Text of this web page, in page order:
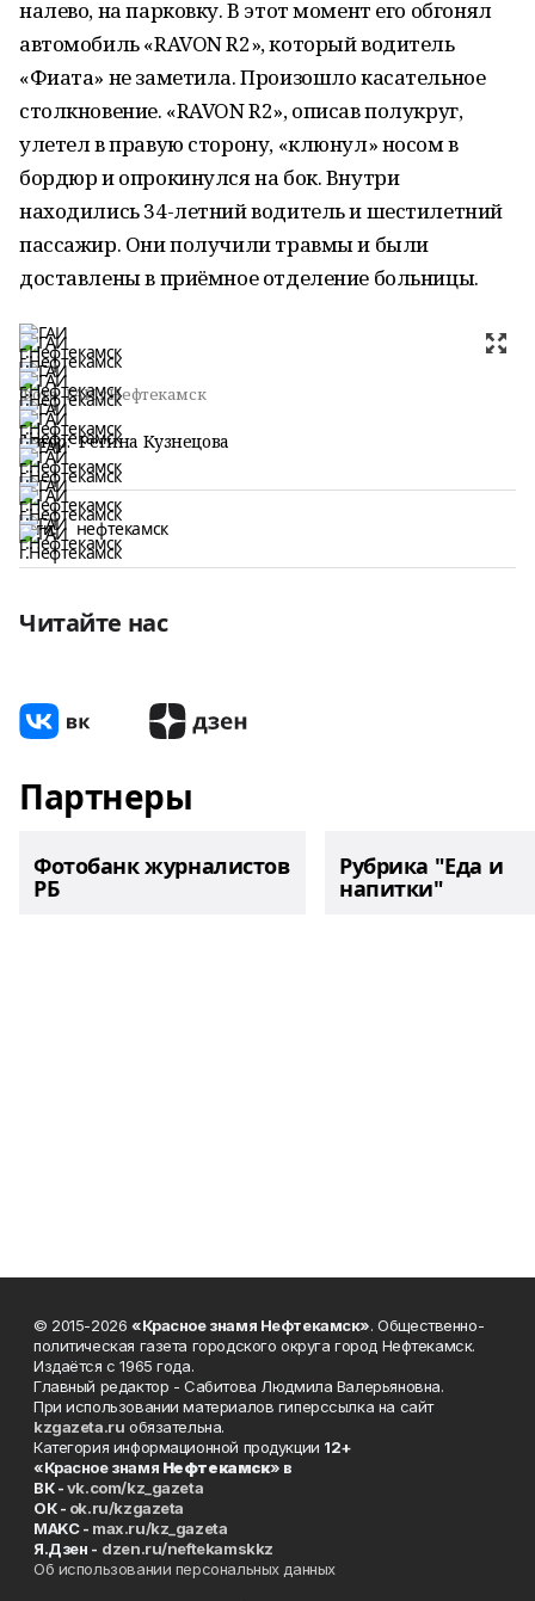
налево, на парковку. В этот момент его обгонял
автомобиль «RAVON R2», который водитель
«Фиата» не заметила. Произошло касательное
столкновение. «RAVON R2», описав полукруг,
улетел в правую сторону, «клюнул» носом в
бордюр и опрокинулся на бок. Внутри
находились 34-летний водитель и шестилетний
пассажир. Они получили травмы и были
доставлены в приёмное отделение больницы.
Фото: ГАИ г.Нефтекамск
Автор: Регина Кузнецова
Теги: нефтекамск
Читайте нас
Партнеры
Фотобанк журналистов
РБ
Рубрика "Еда и
напитки"
© 2015-2026 «Красное знамя Нефтекамск». Общественно-
политическая газета городского округа город Нефтекамск.
Издаётся с 1965 года.
Главный редактор - Сабитова Людмила Валерьяновна.
При использовании материалов гиперссылка на сайт
kzgazeta.ru обязательна.
Категория информационной продукции 12+
«Красное знамя Нефтекамск» в
ВК -vk.com/kz_gazeta
ОК - ok.ru/kzgazeta
MAKC - max.ru/kz_gazeta
Я.Дзен - dzen.ru/neftekamskkz
Об использовании персональных данных